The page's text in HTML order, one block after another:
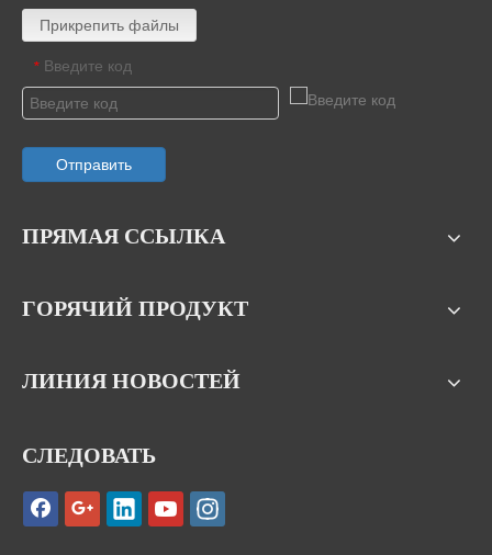
Прикрепить файлы
* Введите код
Отправить
ПРЯМАЯ ССЫЛКА
ГОРЯЧИЙ ПРОДУКТ
ЛИНИЯ НОВОСТЕЙ
СЛЕДОВАТЬ